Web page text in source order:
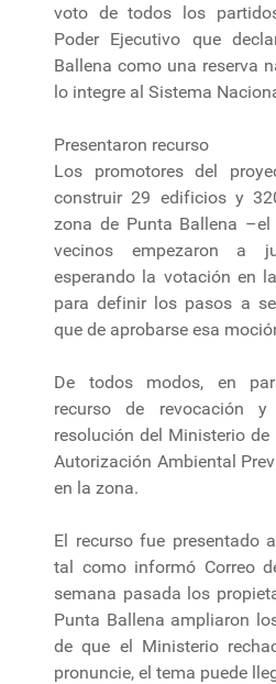
voto de todos los
Poder Ejecutivo que
Ballena como una reserva
lo integre al Sistema
Presentaron recurso
Los promotores del
construir 29 edificios y
zona de Punta Ballena
vecinos empezaron a
esperando la votación en
para definir los pasos a
que de aprobarse esa
De todos modos, en
recurso de revocación
resolución del Ministerio
Autorización Ambiental
en la zona.
El recurso fue presentado
tal como informó Correo
semana pasada los
Punta Ballena ampliaron
de que el Ministerio
pronuncie, el tema puede